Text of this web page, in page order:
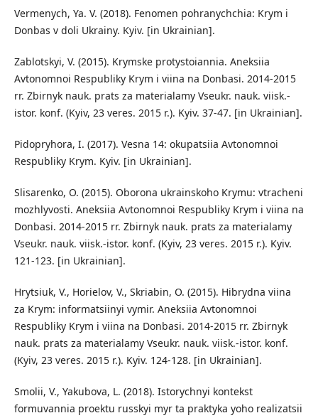
Vermenych, Ya. V. (2018). Fenomen pohranychchia: Krym i
Donbas v doli Ukrainy. Kyiv. [in Ukrainian].
Zablotskyi, V. (2015). Krymske protystoiannia. Aneksiia
Avtonomnoi Respubliky Krym i viina na Donbasi. 2014-2015
rr. Zbirnyk nauk. prats za materialamy Vseukr. nauk. viisk.-
istor. konf. (Kyiv, 23 veres. 2015 r.). Kyiv. 37-47. [in Ukrainian].
Pidopryhora, I. (2017). Vesna 14: okupatsiia Avtonomnoi
Respubliky Krym. Kyiv. [in Ukrainian].
Slisarenko, O. (2015). Oborona ukrainskoho Krymu: vtracheni
mozhlyvosti. Aneksiia Avtonomnoi Respubliky Krym i viina na
Donbasi. 2014-2015 rr. Zbirnyk nauk. prats za materialamy
Vseukr. nauk. viisk.-istor. konf. (Kyiv, 23 veres. 2015 r.). Kyiv.
121-123. [in Ukrainian].
Hrytsiuk, V., Horielov, V., Skriabin, O. (2015). Hibrydna viina
za Krym: informatsiinyi vymir. Aneksiia Avtonomnoi
Respubliky Krym i viina na Donbasi. 2014-2015 rr. Zbirnyk
nauk. prats za materialamy Vseukr. nauk. viisk.-istor. konf.
(Kyiv, 23 veres. 2015 r.). Kyiv. 124-128. [in Ukrainian].
Smolii, V., Yakubova, L. (2018). Istorychnyi kontekst
formuvannia proektu russkyi myr ta praktyka yoho realizatsii